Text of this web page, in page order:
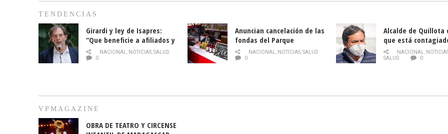
TENDENCIAS
Girardi y ley de Isapres:
“Que beneficie a afiliados y
no legalice el abuso”
NACIONAL, NOTICIAS,SALUD
0
Anuncian cancelación de las
fondas del Parque
O’Higgins debido al
coronavirus
NACIONAL, NOTICIAS,SALUD
0
Alcalde de Quillota
que está
COVID-19
NACIONAL,
SALUD
0
VPMAGAZINE
OBRA DE TEATRO Y CIRCENSE